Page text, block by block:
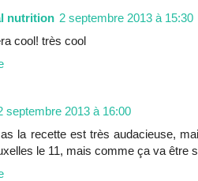
nutrition 2 septembre 2013 à 15:30
cool! très cool
septembre 2013 à 16:00
la recette est très audacieuse,
le 11, mais comme ça va être